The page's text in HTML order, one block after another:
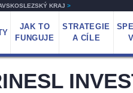
KRAJ >
JAK TO
FUNGUJE
STRATEGIE
A CÍLE